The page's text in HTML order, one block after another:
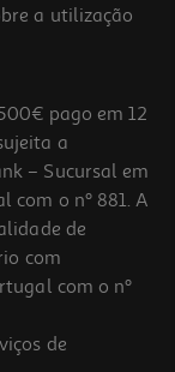
a utilização
pago em 12
a
– Sucursal em
com o nº 881. A
de
com
com o nº
de